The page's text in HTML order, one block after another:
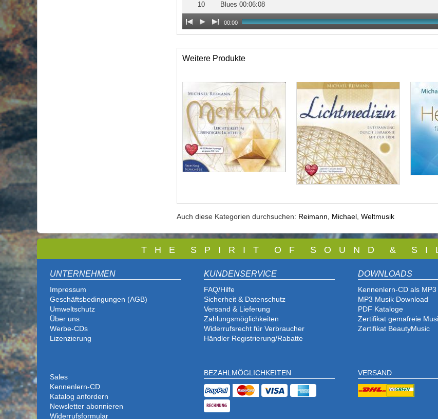
10 Blues 00:06:08
00:00
Weitere Produkte
Auch diese Kategorien durchsuchen: Reimann, Michael Weltmusik
T H E S P I R I T O F S O U N D & S I L
UNTERNEHMEN
Impressum
Geschäftsbedingungen (AGB)
Umweltschutz
Über uns
Werbe-CDs
Lizenzierung
KUNDENSERVICE
FAQ/Hilfe
Sicherheit & Datenschutz
Versand & Lieferung
Zahlungsmöglichkeiten
Widerrufsrecht für Verbraucher
Händler Registrierung/Rabatte
DOWNLOADS
Kennenlern-CD als MP3
MP3 Musik Download
PDF Kataloge
Zertifikat gemafreie
Zertifikat BeautyMusic
Sales
Kennenlern-CD
Katalog anfordern
Newsletter abonnieren
Widerrufsformular
BEZAHLMÖGLICHKEITEN VERSAND